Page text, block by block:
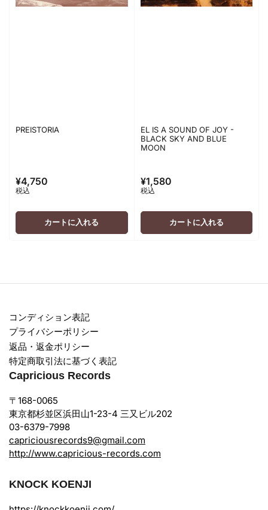
PREISTORIA
通
常
価
¥4,750
税込
カートに入れる
EL IS A SOUND OF JOY -
BLACK SKY AND BLUE
MOON
通
常
価
¥1,580
税込
カートに入れる
コンディション表記
プライバシーポリシー
返品・返金ポリシー
特定商取引法に基づく表記
Capricious Records
〒168-0065
東京都杉並区浜田山1-23-4 三又ビル202
03-6379-7998
capriciousrecords9@gmail.com
http://www.capricious-records.com
KNOCK KOENJI